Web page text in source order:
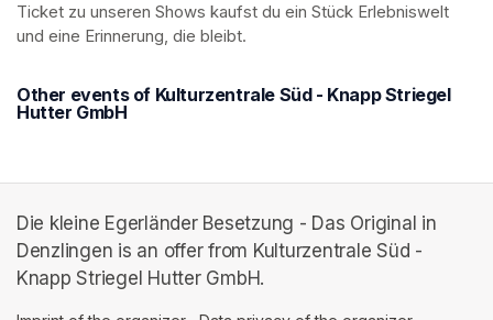
Ticket zu unseren Shows kaufst du ein Stück Erlebniswelt
und eine Erinnerung, die bleibt.
Other events of Kulturzentrale Süd - Knapp Striegel
Hutter GmbH
Die kleine Egerländer Besetzung - Das Original in
Denzlingen is an offer from Kulturzentrale Süd -
Knapp Striegel Hutter GmbH.